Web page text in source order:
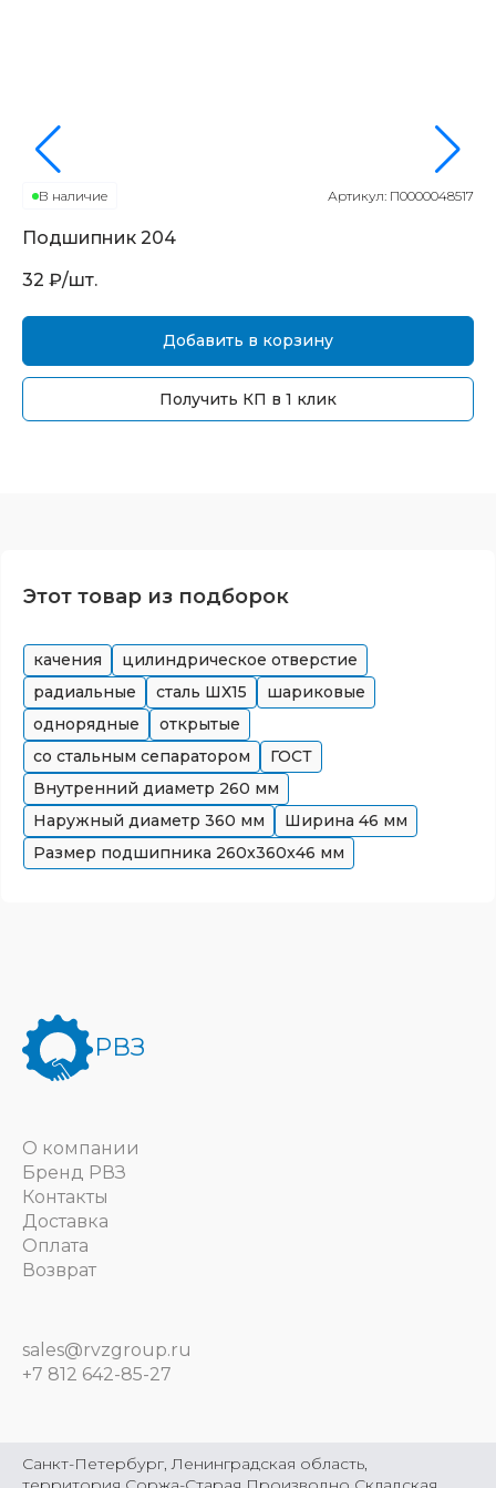
В наличие Артикул: П0000048517
Подшипник 204
32 ₽/шт.
Добавить в корзину
Получить КП в 1 клик
Этот товар из подборок
качения
цилиндрическое отверстие
радиальные
сталь ШХ15
шариковые
однорядные
открытые
со стальным сепаратором
ГОСТ
Внутренний диаметр 260 мм
Наружный диаметр 360 мм Ширина 46 мм
Размер подшипника 260x360x46 мм
РВЗ
О компании
Бренд РВЗ
Контакты
Доставка
Оплата
Возврат
sales@rvzgroup.ru
+7 812 642-85-27
Санкт-Петербург, Ленинградская область,